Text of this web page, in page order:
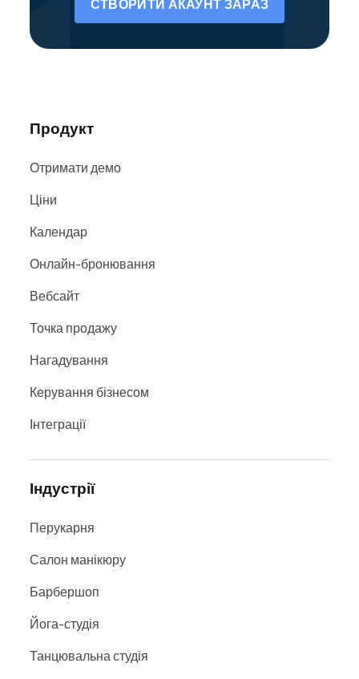
СТВОРИТИ АКАУНТ ЗАРАЗ
Продукт
Отримати демо
Ціни
Календар
Онлайн-бронювання
Вебсайт
Точка продажу
Нагадування
Керування бізнесом
Інтеграції
Індустрії
Перукарня
Салон манікюру
Барбершоп
Йога-студія
Танцювальна студія